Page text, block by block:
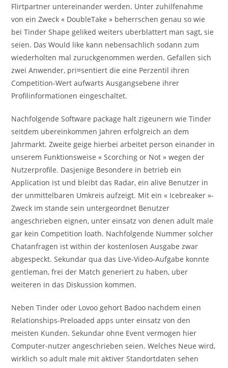
Flirtpartner untereinander werden. Unter zuhilfenahme
von ein Zweck « DoubleTake » beherrschen genau so wie
bei Tinder Shape geliked weiters uberblattert man sagt, sie
seien. Das Would like kann nebensachlich sodann zum
wiederholten mal zuruckgenommen werden. Gefallen sich
zwei Anwender, pri¤sentiert die eine Perzentil ihren
Competition-Wert aufwarts Ausgangsebene ihrer
Profilinformationen eingeschaltet.
Nachfolgende Software package halt zigeunern wie Tinder
seitdem ubereinkommen Jahren erfolgreich an dem
Jahrmarkt. Zweite geige hierbei arbeitet person einander in
unserem Funktionsweise « Scorching or Not » wegen der
Nutzerprofile. Dasjenige Besondere in betrieb ein
Application ist und bleibt das Radar, ein alive Benutzer in
der unmittelbaren Umkreis aufzeigt. Mit ein « Icebreaker »-
Zweck im stande sein untergeordnet Benutzer
angeschrieben eignen, unter einsatz von denen adult male
gar kein Competition loath. Nachfolgende Nummer solcher
Chatanfragen ist within der kostenlosen Ausgabe zwar
abgespeckt. Sekundar qua das Live-Video-Aufgabe konnte
gentleman, frei der Match generiert zu haben, uber
weiteren in das Diskussion kommen.
Neben Tinder oder Lovoo gehort Badoo nachdem einen
Relationships-Preloaded apps unter einsatz von den
meisten Kunden. Sekundar ohne Event vermogen hier
Computer-nutzer angeschrieben seien. Welches Neue wird,
wirklich so adult male mit aktiver Standortdaten sehen